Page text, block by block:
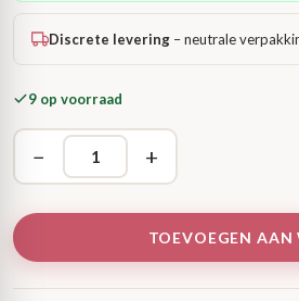
Discrete levering – neutrale
9 op voorraad
− +
TOEVOEGEN AAN